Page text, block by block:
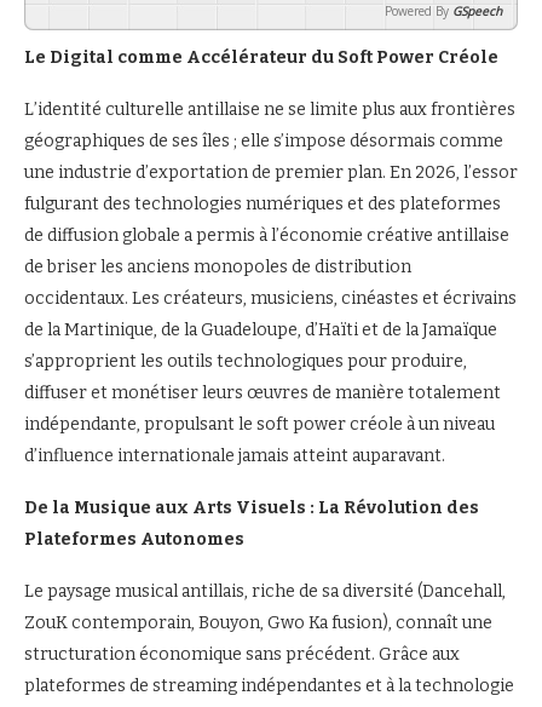
Powered By GSpeech
Le Digital comme Accélérateur du Soft Power Créole
L’identité culturelle antillaise ne se limite plus aux frontières
géographiques de ses îles ; elle s’impose désormais comme
une industrie d’exportation de premier plan. En 2026, l’essor
fulgurant des technologies numériques et des plateformes
de diffusion globale a permis à l’économie créative antillaise
de briser les anciens monopoles de distribution
occidentaux. Les créateurs, musiciens, cinéastes et écrivains
de la Martinique, de la Guadeloupe, d’Haïti et de la Jamaïque
s’approprient les outils technologiques pour produire,
diffuser et monétiser leurs œuvres de manière totalement
indépendante, propulsant le soft power créole à un niveau
d’influence internationale jamais atteint auparavant.
De la Musique aux Arts Visuels : La Révolution des
Plateformes Autonomes
Le paysage musical antillais, riche de sa diversité (Dancehall,
ZouK contemporain, Bouyon, Gwo Ka fusion), connaît une
structuration économique sans précédent. Grâce aux
plateformes de streaming indépendantes et à la technologie